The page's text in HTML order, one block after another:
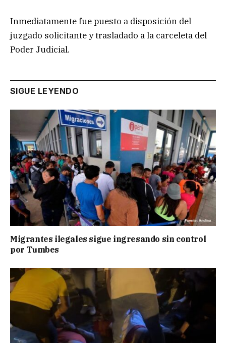
Inmediatamente fue puesto a disposición del
juzgado solicitante y trasladado a la carceleta del
Poder Judicial.
SIGUE LEYENDO
Migrantes ilegales sigue ingresando sin control
por Tumbes